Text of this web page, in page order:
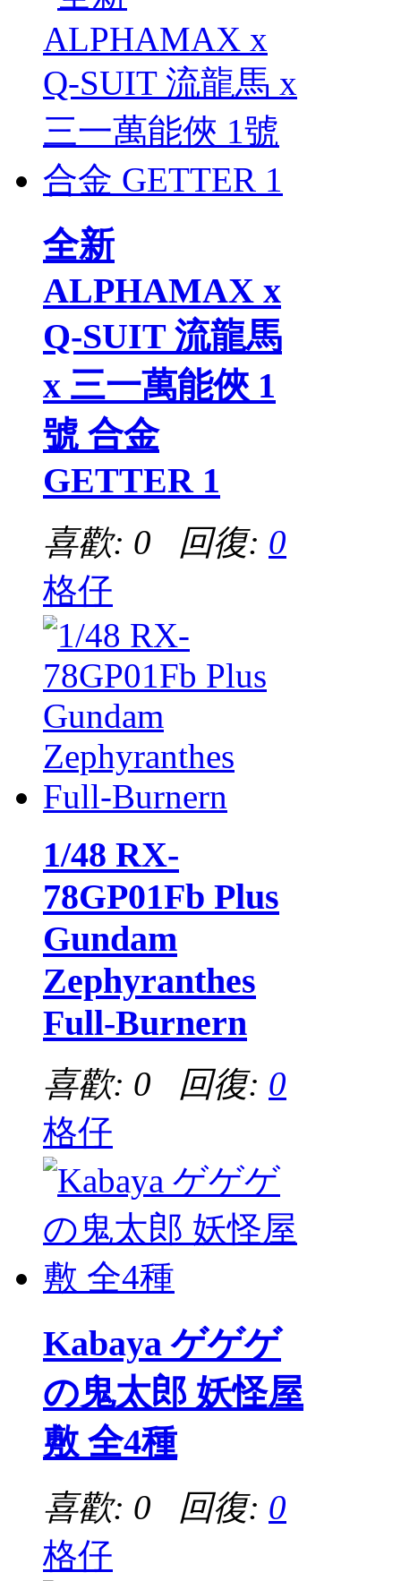
全新
ALPHAMAX x
Q-SUIT 流龍馬
x 三一萬能俠 1
號 合金
GETTER 1
喜歡: 0 回復: 0
格仔
1/48 RX-
78GP01Fb Plus
Gundam
Zephyranthes
Full-Burnern
喜歡: 0 回復: 0
格仔
Kabaya ゲゲゲ
の鬼太郎 妖怪屋
敷 全4種
喜歡: 0 回復: 0
格仔